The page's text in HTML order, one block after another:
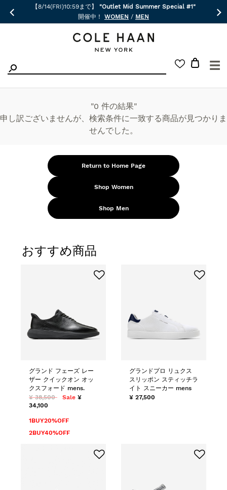
【8/14(FRI)10:59まで】
"Outlet Mid Summer Special #1"
開催中！ WOMEN / MEN
☰
"0 件の結果"
申し訳ございませんが、検索条件に一致する商品が見つかりま
せんでした。
Return to Home Page
Shop Women
Shop Men
グランド フェーズ レー
ザー クイックオン オッ
クスフォード mens.
¥ 38,500
Sale ¥
34,100
1BUY20%OFF
2BUY40%OFF
グランドプロ リュクス
スリッポン スティッチラ
イト スニーカー mens
¥ 27,500